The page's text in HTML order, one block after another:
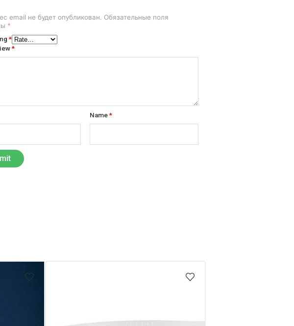
email не будет опубликован. Обязательные поля
*
*
*
Name*